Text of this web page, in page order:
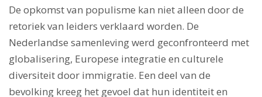
De opkomst van populisme kan niet alleen door de
retoriek van leiders verklaard worden. De
Nederlandse samenleving werd geconfronteerd met
globalisering, Europese integratie en culturele
diversiteit door immigratie. Een deel van de
bevolking kreeg het gevoel dat hun identiteit en